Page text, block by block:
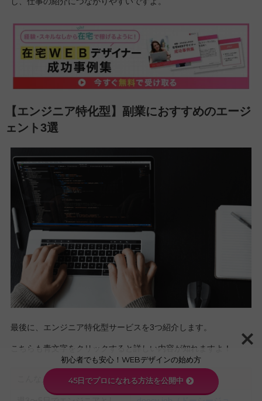
【エンジニア特化型】副業におすすめのエージ
ェント3選
最後に、エンジニア特化型サービスを3つ紹介します。
こちらも青文字をクリックすると詳しい内容が知れますよ！
こんな人におすすめ！ サービス名
初心者でも安心！WEBデザインの始め方
45日でプロになれる方法を公開中